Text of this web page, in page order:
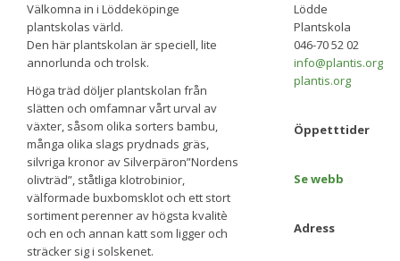
Välkomna in i Löddeköpinge
plantskolas värld.
Den här plantskolan är speciell, lite
annorlunda och trolsk.
Höga träd döljer plantskolan från
slätten och omfamnar vårt urval av
växter, såsom olika sorters bambu,
många olika slags prydnads gräs,
silvriga kronor av Silverpäron”Nordens
olivträd”, ståtliga klotrobinior,
välformade buxbomsklot och ett stort
sortiment perenner av högsta kvalitè
och en och annan katt som ligger och
sträcker sig i solskenet.
Lödde
Plantskola
046-70 52 02
info@plantis.org
plantis.org
Öppetttider
Se webb
Adress